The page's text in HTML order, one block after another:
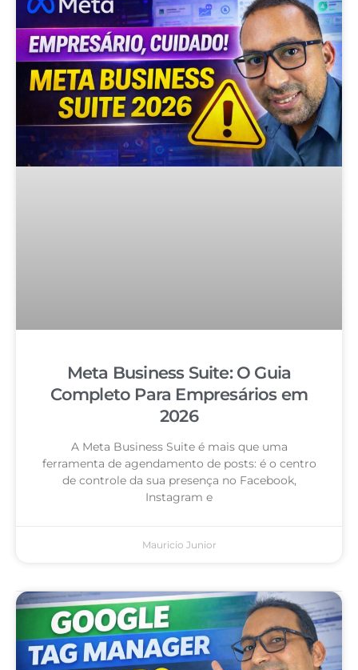
Meta Business Suite: O Guia
Completo Para Empresários em
2026
A Meta Business Suite é mais que uma
ferramenta de agendamento de posts: é o centro
de controle da sua presença no Facebook,
Instagram e
Mauricio Junior